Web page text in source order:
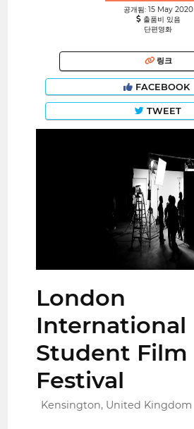
공개됨: 15 May 2020
출품비 있음
단편영화
링크
FACEBOOK
TWEET
London
International
Student Film
Festival
Kensington, United Kingdom